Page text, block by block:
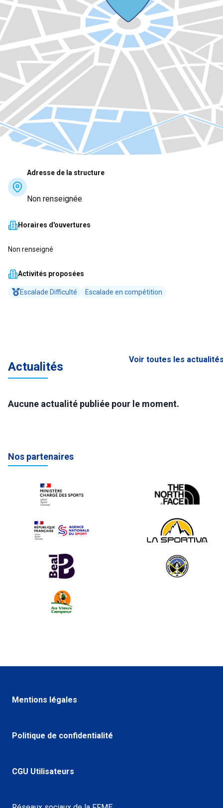
Adresse de la structure
Non renseignée
Horaires d'ouvertures
Non renseigné
Activités proposées
Escalade Difficulté Escalade en compétition
Actualités
Voir toutes les
Aucune actualité publiée pour le moment.
Nos partenaires
Mentions légales
Politique de confidentialité
CGU Utilisateurs